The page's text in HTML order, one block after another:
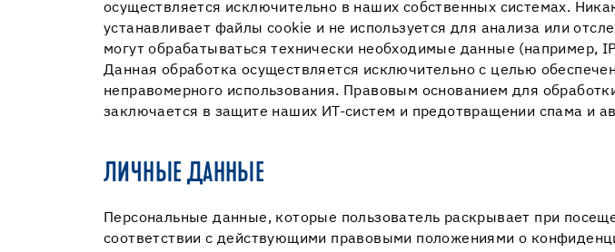
осуществляется исключительно в наших собственных системах.
устанавливает файлы cookie и не используется для анализа или
могут обрабатываться технически необходимые данные (например,
Данная обработка осуществляется исключительно с целью
неправомерного использования. Правовым основанием для
заключается в защите наших ИТ-систем и предотвращении спама и
ЛИЧНЫЕ ДАННЫЕ
Персональные данные, которые пользователь раскрывает при
соответствии с действующими правовыми положениями о